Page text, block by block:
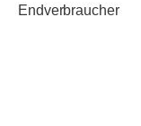
Endverbraucher